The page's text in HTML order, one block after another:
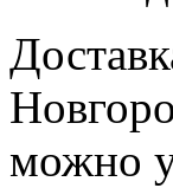
можно